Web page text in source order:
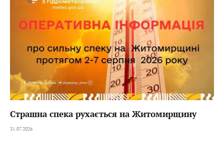
Страшна спека рухається на Житомирщину
31.07.2026